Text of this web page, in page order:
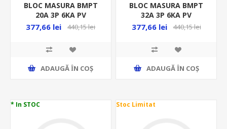
BLOC MASURA BMPT
20A 3P 6KA PV
POLICARBONAT PT
377,66 lei 440,15 lei
ADAUGĂ ȊN COŞ
BLOC MASURA BMPT
32A 3P 6KA PV
POLICARBONAT PT
377,66 lei 440,15 lei
ADAUGĂ ȊN COŞ
* In STOC Stoc Limitat